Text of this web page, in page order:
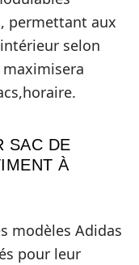
permettant aux
selon
SAC DE
À
modèles Adidas
pour leur